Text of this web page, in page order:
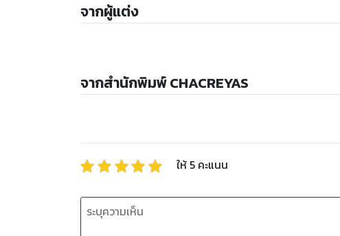
จากผู้แต่ง
จากสำนักพิมพ์ CHACREYAS
ให้ 5 คะแนน